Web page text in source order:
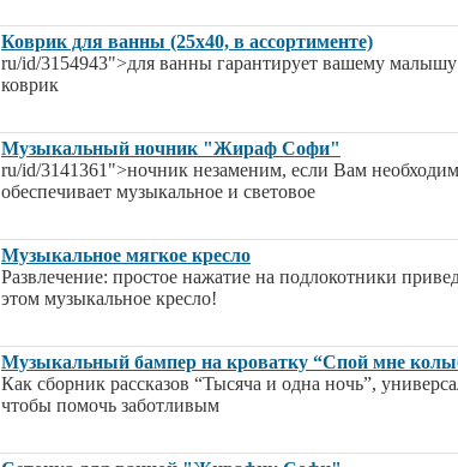
Коврик для ванны (25х40, в ассортименте)
ru/id/3154943">для ванны гарантирует вашему
коврик
Музыкальный ночник "Жираф Софи"
ru/id/3141361">ночник незаменим, если Вам
обеспечивает музыкальное и световое
Музыкальное мягкое кресло
Развлечение: простое нажатие на подлокотники
этом музыкальное кресло!
Музыкальный бампер на кроватку “Спой мне
Как сборник рассказов “Тысяча и одна ночь”,
чтобы помочь заботливым